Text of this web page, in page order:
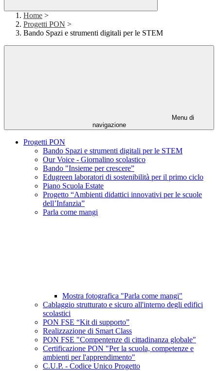
Home >
Progetti PON >
Bando Spazi e strumenti digitali per le STEM
Menu di
navigazione
Progetti PON
Bando Spazi e strumenti digitali per le STEM
Our Voice - Giornalino scolastico
Bando "Insieme per crescere”
Edugreen laboratori di sostenibilità per il primo ciclo
Piano Scuola Estate
Progetto “Ambienti didattici innovativi per le scuole
dell’Infanzia”
Parla come mangi
Mostra fotografica "Parla come mangi"
Cablaggio strutturato e sicuro all'interno degli edifici
scolastici
PON FSE “Kit di supporto”
Realizzazione di Smart Class
PON FSE "Compentenze di cittadinanza globale"
Certificazione PON "Per la scuola, competenze e
ambienti per l'apprendimento"
C.U.P. - Codice Unico Progetto